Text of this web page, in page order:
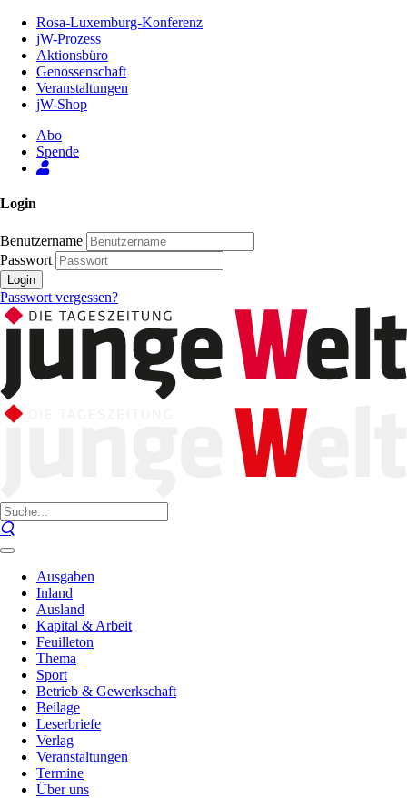
Inhalt
Seite
Rosa-Luxemburg-Konferenz
jW-Prozess
Aktionsbüro
Genossenschaft
Veranstaltungen
jW-Shop
Abo
Spende
Login
Benutzername
Passwort
Login
Passwort vergessen?
Ausgaben
Inland
Ausland
Kapital & Arbeit
Feuilleton
Thema
Sport
Betrieb & Gewerkschaft
Beilage
Leserbriefe
Verlag
Veranstaltungen
Termine
Über uns